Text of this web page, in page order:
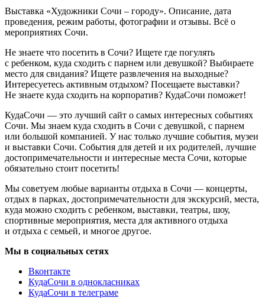
Выставка «Художники Сочи – городу». Описание, дата
проведения, режим работы, фотографии и отзывы. Всё о
мероприятиях Сочи.
Не знаете что посетить в Сочи? Ищете где погулять
с ребенком, куда сходить с парнем или девушкой? Выбираете
место для свидания? Ищете развлечения на выходные?
Интересуетесь активным отдыхом? Посещаете выставки?
Не знаете куда сходить на корпоратив? КудаСочи поможет!
КудаСочи — это лучший сайт о самых интересных событиях
Сочи. Мы знаем куда сходить в Сочи с девушкой, с парнем
или большой компанией. У нас только лучшие события, музеи
и выставки Сочи. События для детей и их родителей, лучшие
достопримечательности и интересные места Сочи, которые
обязательно стоит посетить!
Мы советуем любые варианты отдыха в Сочи — концерты,
отдых в парках, достопримечательности для экскурсий, места,
куда можно сходить с ребенком, выставки, театры, шоу,
спортивные мероприятия, места для активного отдыха
и отдыха с семьей, и многое другое.
Мы в социальных сетях
Вконтакте
КудаСочи в однокласниках
КудаСочи в телеграме